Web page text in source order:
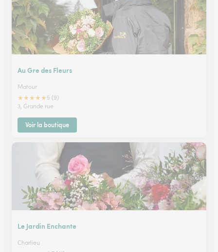
Au Gre des Fleurs
Matour
★★★★★ 5 (9)
3, Grande rue
Voir la boutique
Le Jardin Enchante
Charlieu